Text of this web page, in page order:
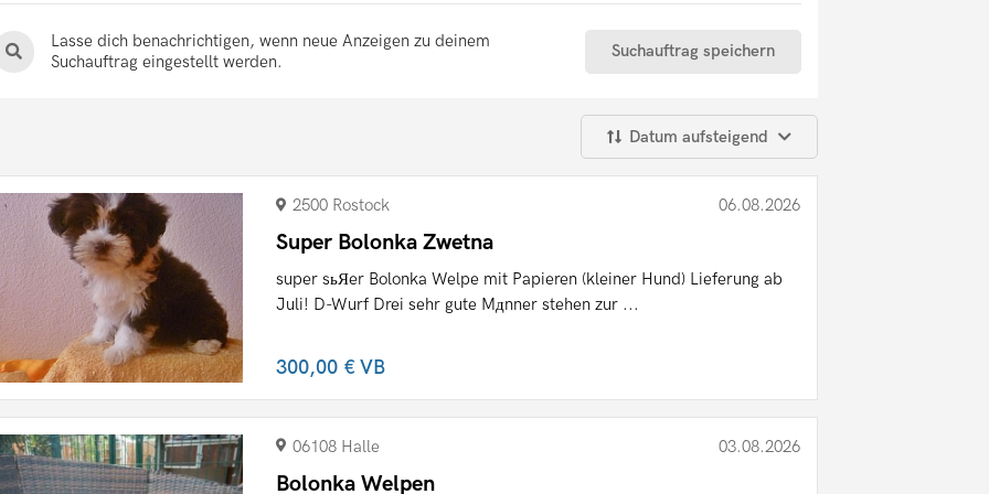
Lasse dich benachrichtigen, wenn neue Anzeigen zu deinem
Suchauftrag eingestellt werden.
Suchauftrag speichern
Datum aufsteigend
2500 Rostock 06.08.2026
Super Bolonka Zwetna
super sьЯer Bolonka Welpe mit Papieren (kleiner Hund) Lieferung ab
Juli! D-Wurf Drei sehr gute Mдnner stehen zur ...
300,00 €VB
06108 Halle 03.08.2026
Bolonka Welpen